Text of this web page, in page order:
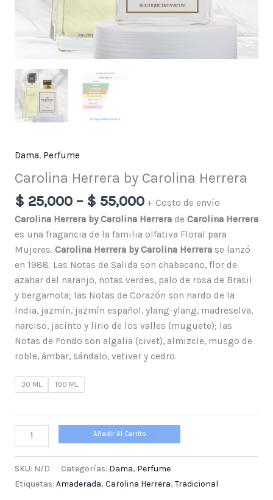
Dama, Perfume
Carolina Herrera by Carolina Herrera
$ 25,000 – $ 55,000 + Costo de envío
Carolina Herrera by Carolina Herrerade Carolina Herrera
es una fragancia de la familia olfativa Floral para
Mujeres. Carolina Herrera by Carolina Herrerase lanzó
en 1988. Las Notas de Salida son chabacano, flor de
azahar del naranjo, notas verdes, palo de rosa de Brasil
y bergamota; las Notas de Corazón son nardo de la
India, jazmín, jazmín español, ylang-ylang, madreselva,
narciso, jacinto y lirio de los valles (muguete); las
Notas de Fondo son algalia (civet), almizcle, musgo de
roble, ámbar, sándalo, vetiver y cedro.
30 ML 100 ML
Añadir Al Carrito
SKU: N/D Categorías: Dama, Perfume
Etiquetas: Amaderada, Carolina Herrera, Tradicional